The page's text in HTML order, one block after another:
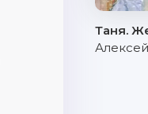
Таня.